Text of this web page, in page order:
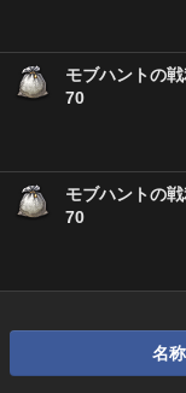
モブハントの
70
モブハントの
70
名